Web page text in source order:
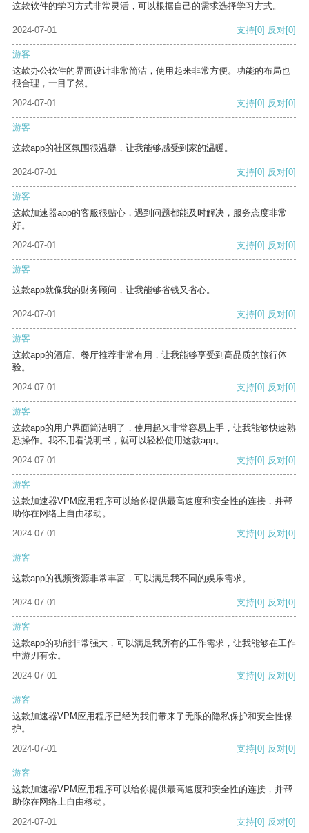
这款软件的学习方式非常灵活，可以根据自己的需求选择学习方式。
2024-07-01 支持[0] 反对[0]
游客
这款办公软件的界面设计非常简洁，使用起来非常方便。功能的布局也
很合理，一目了然。
2024-07-01
支持[0] 反对[0]
游客
这款app的社区氛围很温馨，让我能够感受到家的温暖。
2024-07-01 支持[0] 反对[0]
游客
这款加速器app的客服很贴心，遇到问题都能及时解决，服务态度非常
好。
2024-07-01
支持[0] 反对[0]
游客
这款app就像我的财务顾问，让我能够省钱又省心。
2024-07-01 支持[0] 反对[0]
游客
这款app的酒店、餐厅推荐非常有用，让我能够享受到高品质的旅行体
验。
2024-07-01
支持[0] 反对[0]
游客
这款app的用户界面简洁明了，使用起来非常容易上手，让我能够快速熟
悉操作。我不用看说明书，就可以轻松使用这款app。
2024-07-01
支持[0] 反对[0]
游客
这款加速器VPM应用程序可以给你提供最高速度和安全性的连接，并帮
助你在网络上自由移动。
2024-07-01
支持[0] 反对[0]
游客
这款app的视频资源非常丰富，可以满足我不同的娱乐需求。
2024-07-01 支持[0] 反对[0]
游客
这款app的功能非常强大，可以满足我所有的工作需求，让我能够在工作
中游刃有余。
2024-07-01
支持[0] 反对[0]
游客
这款加速器VPM应用程序已经为我们带来了无限的隐私保护和安全性保
护。
2024-07-01
支持[0] 反对[0]
游客
这款加速器VPM应用程序可以给你提供最高速度和安全性的连接，并帮
助你在网络上自由移动。
2024-07-01
支持[0] 反对[0]